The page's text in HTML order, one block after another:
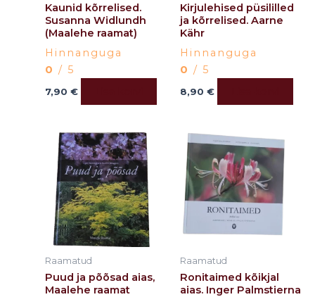
Kaunid kõrrelised.
Susanna Widlundh
(Maalehe raamat)
Hinnanguga
0 / 5
7,90 €
Kirjulehised püsililled
ja kõrrelised. Aarne
Kähr
Hinnanguga
0 / 5
8,90 €
Raamatud
Puud ja põõsad aias,
Maalehe raamat
Raamatud
Ronitaimed kõikjal
aias. Inger Palmstierna